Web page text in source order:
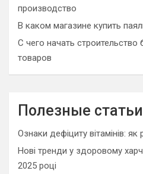
производство
В каком магазине купить
С чего начать
товаров
Полезные статьи
Ознаки дефіциту вітамінів:
Нові тренди у здоровому
2025 році